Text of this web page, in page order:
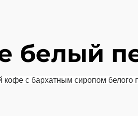
белый
с бархатным сиропом белого